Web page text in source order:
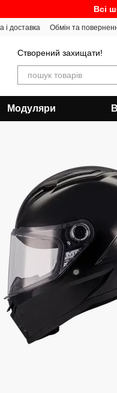
Всі
і доставка Обмін та
Створений захищати!
Модуляри